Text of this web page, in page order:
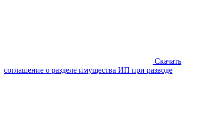
Скачать
соглашение о разделе имущества ИП при разводе